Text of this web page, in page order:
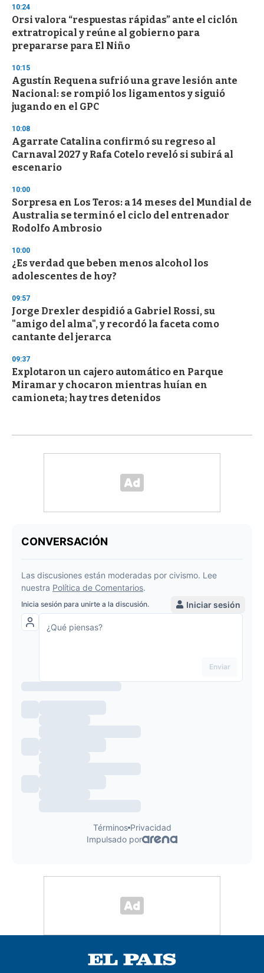
s
e
c
o
n
d
10:24
Orsi valora “respuestas rápidas” ante el ciclón
extratropical y reúne al gobierno para
prepararse para El Niño
10:15
Agustín Requena sufrió una grave lesión ante
Nacional: se rompió los ligamentos y siguió
jugando en el GPC
10:08
Agarrate Catalina confirmó su regreso al
Carnaval 2027 y Rafa Cotelo reveló si subirá al
escenario
10:00
Sorpresa en Los Teros: a 14 meses del Mundial de
Australia se terminó el ciclo del entrenador
Rodolfo Ambrosio
10:00
¿Es verdad que beben menos alcohol los
adolescentes de hoy?
09:57
Jorge Drexler despidió a Gabriel Rossi, su
"amigo del alma", y recordó la faceta como
cantante del jerarca
09:37
Explotaron un cajero automático en Parque
Miramar y chocaron mientras huían en
camioneta; hay tres detenidos